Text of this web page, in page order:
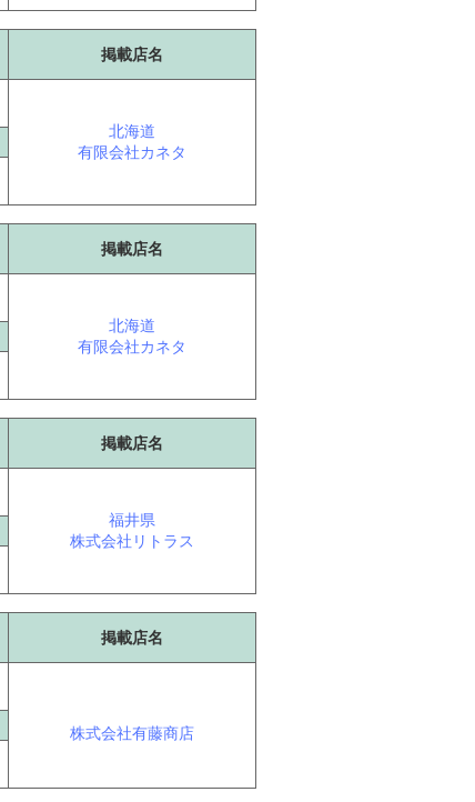
掲載店名
北海道
有限会社カネタ
掲載店名
北海道
有限会社カネタ
掲載店名
福井県
株式会社リトラス
掲載店名
株式会社有藤商店